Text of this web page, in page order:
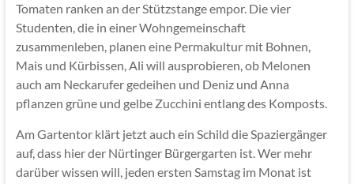
Tomaten ranken an der Stützstange empor. Die vier
Studenten, die in einer Wohngemeinschaft
zusammenleben, planen eine Permakultur mit Bohnen,
Mais und Kürbissen, Ali will ausprobieren, ob Melonen
auch am Neckarufer gedeihen und Deniz und Anna
pflanzen grüne und gelbe Zucchini entlang des Komposts.
Am Gartentor klärt jetzt auch ein Schild die Spaziergänger
auf, dass hier der Nürtinger Bürgergarten ist. Wer mehr
darüber wissen will, jeden ersten Samstag im Monat ist